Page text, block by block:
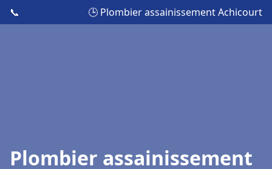
📞 🕒 Plombier assainissement Achicourt
Plombier assainissement